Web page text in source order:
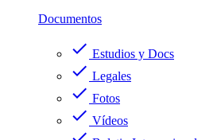
Documentos
check Estudios y Docs
check Legales
check Fotos
check Vídeos